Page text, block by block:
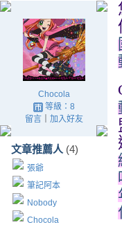
Chocola
等級：8
留言｜ 加入好友
文章推薦人 (4)
張爺
筆記阿本
Nobody
Chocola